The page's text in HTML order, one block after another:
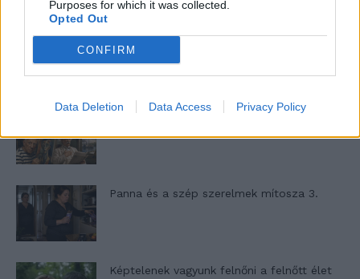
Purposes for which it was collected.
Opted Out
CONFIRM
Data Deletion Data Access Privacy Policy
A világ legismertebb ruhái
Nyár, nevetés, anekdoták
Panna és a szép szerelmek mítosza 3.
Képtelenek vagyunk felnőni a felnőtt élet